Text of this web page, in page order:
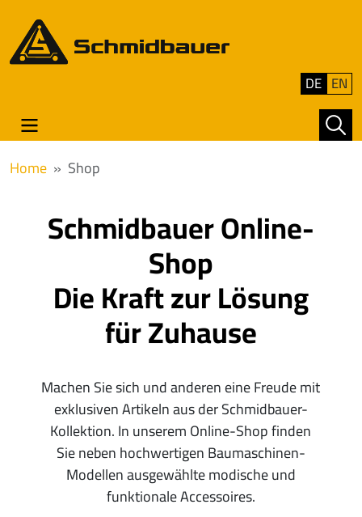
DE EN
Home Shop
Schmidbauer Online-
Shop
Die Kraft zur Lösung
für Zuhause
Machen Sie sich und anderen eine Freude mit
exklusiven Artikeln aus der Schmidbauer-
Kollektion. In unserem Online-Shop finden
Sie neben hochwertigen Baumaschinen-
Modellen ausgewählte modische und
funktionale Accessoires.